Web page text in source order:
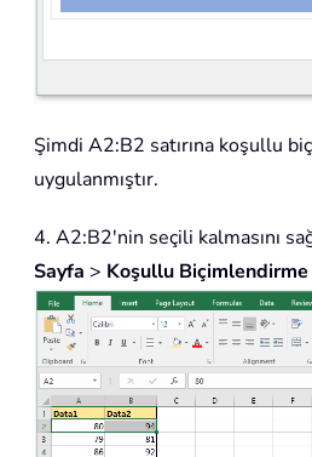
Şimdi A2:B2 satırına koşullu
uygulanmıştır.
4. A2:B2'nin seçili kalmasını
Sayfa > Koşullu Biçimlendirme